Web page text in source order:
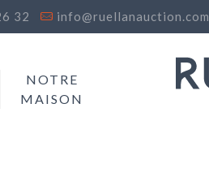
32 info@ruellanauction.com
NOTRE
MAISON